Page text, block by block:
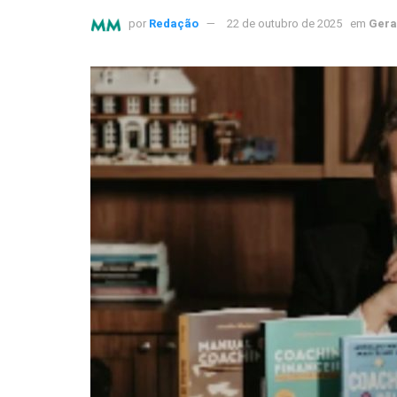
por Redação 22 de outubro de 2025 em